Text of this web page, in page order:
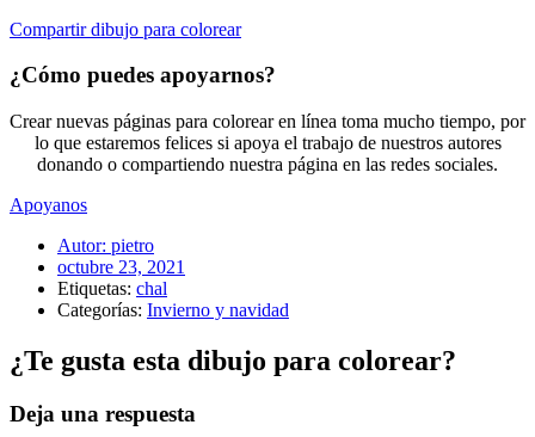
Compartir dibujo para colorear
¿Cómo puedes apoyarnos?
Crear nuevas páginas para colorear en línea toma mucho tiempo, por
lo que estaremos felices si apoya el trabajo de nuestros autores
donando o compartiendo nuestra página en las redes sociales.
Apoyanos
Autor: pietro
octubre 23, 2021
Etiquetas: chal
Categorías: Invierno y navidad
¿Te gusta esta dibujo para colorear?
Deja una respuesta